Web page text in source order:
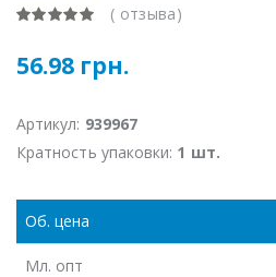
( отзыва)
56.98 грн.
Артикул: 939967
Кратность упаковки: 1 шт.
Об. цена
Мл. опт